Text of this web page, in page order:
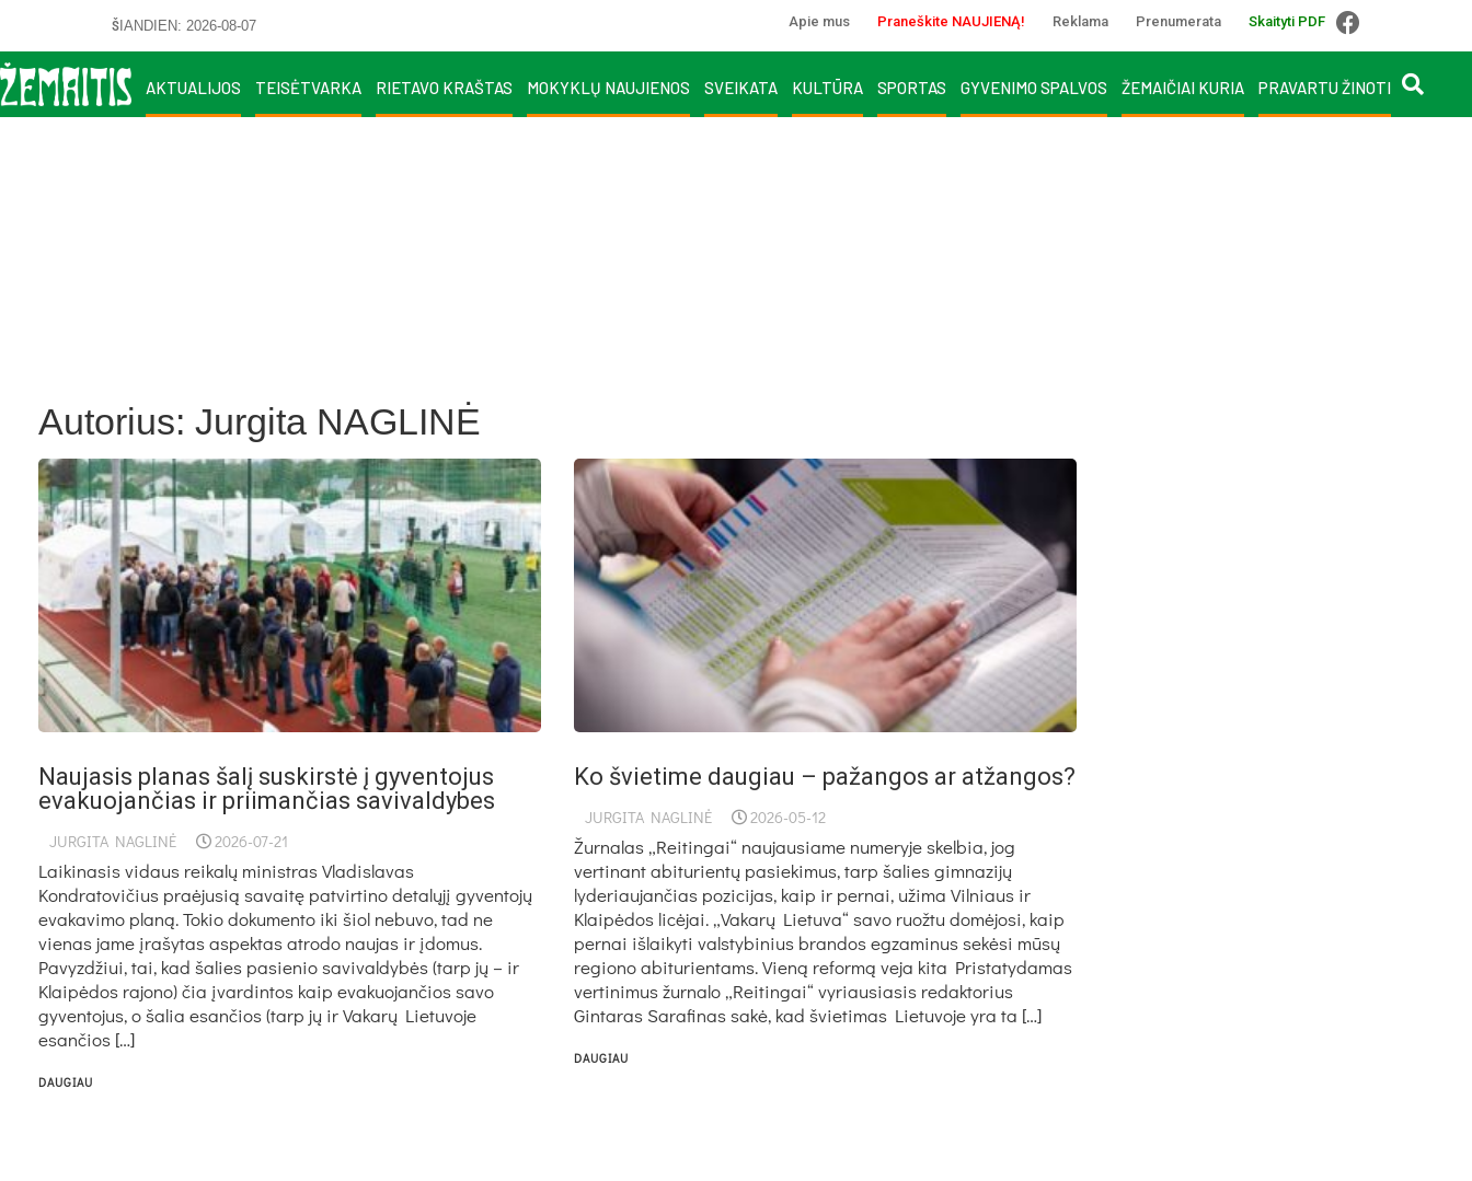
ŠIANDIEN: 2026-08-07 Apie mus Praneškite NAUJIENĄ! Reklama Prenumerata Skaityti PDF
AKTUALIJOS TEISĖTVARKA RIETAVO KRAŠTAS MOKYKLŲ NAUJIENOS SVEIKATA KULTŪRA SPORTAS GYVENIMO SPALVOS ŽEMAIČIAI KURIA PRAVARTU ŽINOTI
Autorius: Jurgita NAGLINĖ
Naujasis planas šalį suskirstė į gyventojus
evakuojančias ir priimančias savivaldybes
JURGITA NAGLINĖ 2026-07-21
Laikinasis vidaus reikalų ministras Vladislavas
Kondratovičius praėjusią savaitę patvirtino detalųjį gyventojų
evakavimo planą. Tokio dokumento iki šiol nebuvo, tad ne
vienas jame įrašytas aspektas atrodo naujas ir įdomus.
Pavyzdžiui, tai, kad šalies pasienio savivaldybės (tarp jų – ir
Klaipėdos rajono) čia įvardintos kaip evakuojančios savo
gyventojus, o šalia esančios (tarp jų ir Vakarų Lietuvoje
esančios […]
DAUGIAU
Ko švietime daugiau – pažangos ar atžangos?
JURGITA NAGLINĖ 2026-05-12
Žurnalas „Reitingai“ naujausiame numeryje skelbia, jog
vertinant abiturientų pasiekimus, tarp šalies gimnazijų
lyderiaujančias pozicijas, kaip ir pernai, užima Vilniaus ir
Klaipėdos licėjai. „Vakarų Lietuva“ savo ruožtu domėjosi, kaip
pernai išlaikyti valstybinius brandos egzaminus sekėsi mūsų
regiono abiturientams. Vieną reformą veja kita Pristatydamas
vertinimus žurnalo „Reitingai“ vyriausiasis redaktorius
Gintaras Sarafinas sakė, kad švietimas Lietuvoje yra ta […]
DAUGIAU